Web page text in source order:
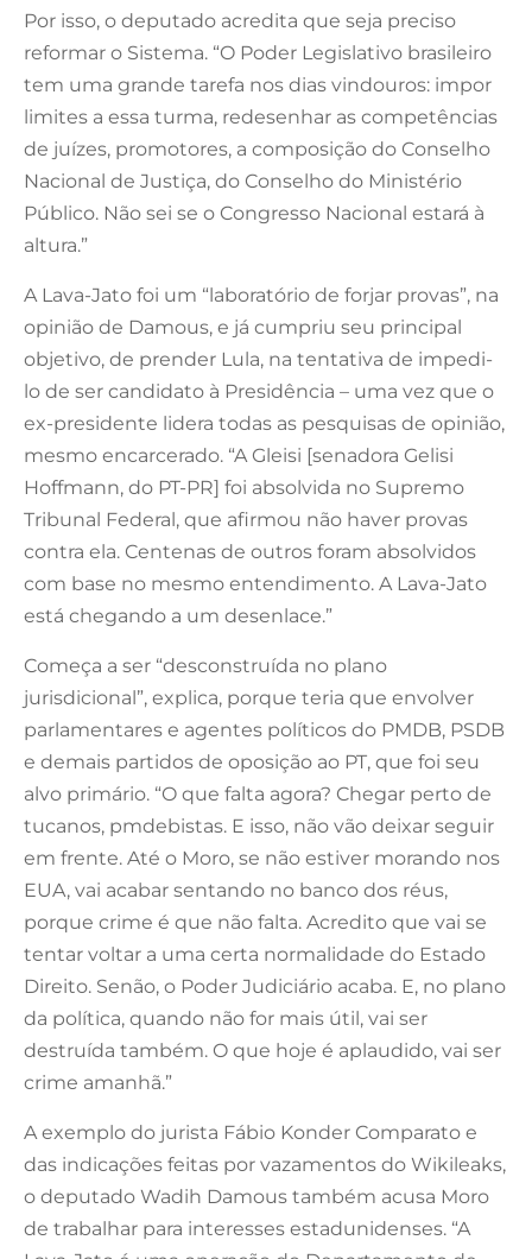
Por isso, o deputado acredita que seja preciso
reformar o Sistema. “O Poder Legislativo brasileiro
tem uma grande tarefa nos dias vindouros: impor
limites a essa turma, redesenhar as competências
de juízes, promotores, a composição do Conselho
Nacional de Justiça, do Conselho do Ministério
Público. Não sei se o Congresso Nacional estará à
altura.”
A Lava-Jato foi um “laboratório de forjar provas”, na
opinião de Damous, e já cumpriu seu principal
objetivo, de prender Lula, na tentativa de impedi-
lo de ser candidato à Presidência – uma vez que o
ex-presidente lidera todas as pesquisas de opinião,
mesmo encarcerado. “A Gleisi [senadora Gelisi
Hoffmann, do PT-PR] foi absolvida no Supremo
Tribunal Federal, que afirmou não haver provas
contra ela. Centenas de outros foram absolvidos
com base no mesmo entendimento. A Lava-Jato
está chegando a um desenlace.”
Começa a ser “desconstruída no plano
jurisdicional”, explica, porque teria que envolver
parlamentares e agentes políticos do PMDB, PSDB
e demais partidos de oposição ao PT, que foi seu
alvo primário. “O que falta agora? Chegar perto de
tucanos, pmdebistas. E isso, não vão deixar seguir
em frente. Até o Moro, se não estiver morando nos
EUA, vai acabar sentando no banco dos réus,
porque crime é que não falta. Acredito que vai se
tentar voltar a uma certa normalidade do Estado
Direito. Senão, o Poder Judiciário acaba. E, no plano
da política, quando não for mais útil, vai ser
destruída também. O que hoje é aplaudido, vai ser
crime amanhã.”
A exemplo do jurista Fábio Konder Comparato e
das indicações feitas por vazamentos do Wikileaks,
o deputado Wadih Damous também acusa Moro
de trabalhar para interesses estadunidenses. “A